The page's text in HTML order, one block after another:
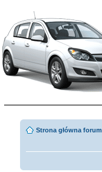
Strona główna forum